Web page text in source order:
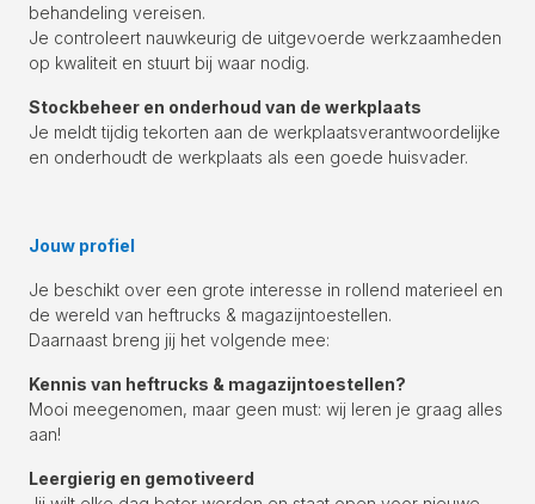
behandeling vereisen.
Je controleert nauwkeurig de uitgevoerde werkzaamheden
op kwaliteit en stuurt bij waar nodig.
Stockbeheer en onderhoud van de werkplaats
Je meldt tijdig tekorten aan de werkplaatsverantwoordelijke
en onderhoudt de werkplaats als een goede huisvader.
Jouw profiel
Je beschikt over een grote interesse in rollend materieel en
de wereld van heftrucks & magazijntoestellen.
Daarnaast breng jij het volgende mee:
Kennis van heftrucks & magazijntoestellen?
Mooi meegenomen, maar geen must: wij leren je graag alles
aan!
Leergierig en gemotiveerd